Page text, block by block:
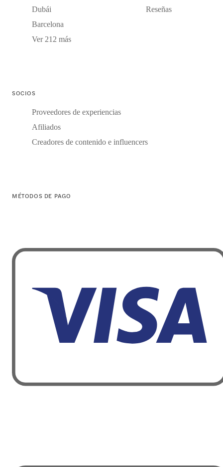
Dubái
Barcelona
Ver 212 más
Reseñas
SOCIOS
Proveedores de experiencias
Afiliados
Creadores de contenido e influencers
MÉTODOS DE PAGO